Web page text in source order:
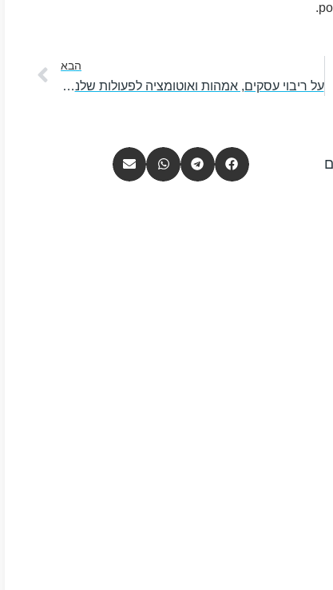
הבא
על ריבוי עסקים, אמהות ואוטומציה לפעולות שלנו – עם תהילה גבאי דויטש